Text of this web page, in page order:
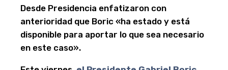
Desde Presidencia enfatizaron con
anterioridad que Boric «ha estado y está
disponible para aportar lo que sea necesario
en este caso».